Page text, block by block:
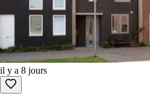
il y a 8 jours